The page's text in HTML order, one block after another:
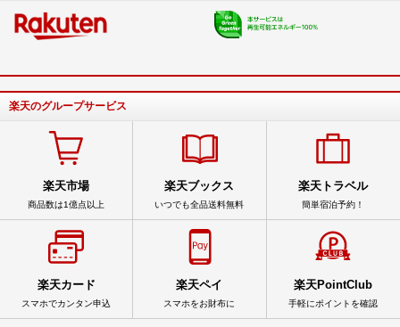
楽天のグループサービス
楽天市場
商品数は1億点以上
楽天ブックス
いつでも全品送料無料
楽天トラベル
簡単宿泊予約！
楽天カード
スマホでカンタン申込
楽天ペイ
スマホをお財布に
楽天PointClub
手軽にポイントを確認